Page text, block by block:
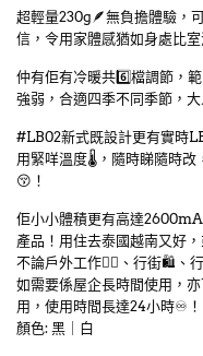
超輕量230g🪶無負擔體驗，
信，令用家體感猶如身處比
仲有佢有冷暖共6️⃣檔調節，
強弱，合適四季不同季節，
#LB02新式既設計更有實時
用緊咩溫度🌡️，隨時睇隨時
😚！
佢小小體積更有高達
產品！用住去泰國越南又好
不論戶外工作👷‍♀️、行街🛍、
如需要係屋企長時間使用，
用，使用時間長達24小時♾️！
顏色: 黑｜白